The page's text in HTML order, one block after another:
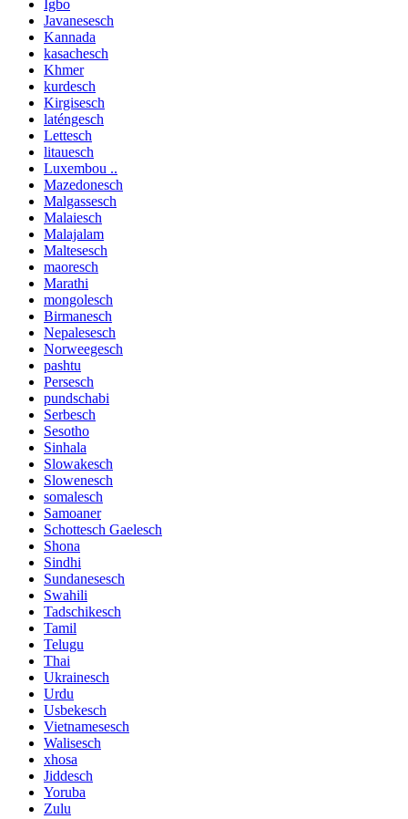
Igbo
Javanesesch
Kannada
kasachesch
Khmer
kurdesch
Kirgisesch
laténgesch
Lettesch
litauesch
Luxembou ..
Mazedonesch
Malgassesch
Malaiesch
Malajalam
Maltesesch
maoresch
Marathi
mongolesch
Birmanesch
Nepalesesch
Norweegesch
pashtu
Persesch
pundschabi
Serbesch
Sesotho
Sinhala
Slowakesch
Slowenesch
somalesch
Samoaner
Schottesch Gaelesch
Shona
Sindhi
Sundanesesch
Swahili
Tadschikesch
Tamil
Telugu
Thai
Ukrainesch
Urdu
Usbekesch
Vietnamesesch
Walisesch
xhosa
Jiddesch
Yoruba
Zulu